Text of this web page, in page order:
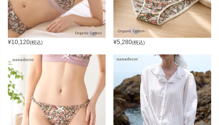
¥10,120(税込) ¥5,280(税込)